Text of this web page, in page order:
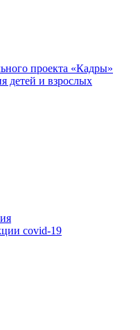
проекта «Кадры»
детей и взрослых
covid-19